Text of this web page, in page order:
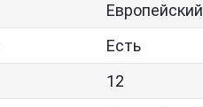
Европейский
Есть
12